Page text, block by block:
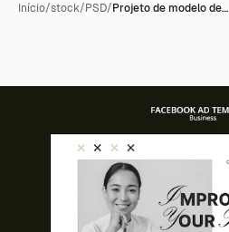
Início/stock/PSD/Projeto de modelo de…